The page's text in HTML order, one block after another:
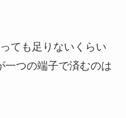
ても足りないくらい
一つの端子で済むのは